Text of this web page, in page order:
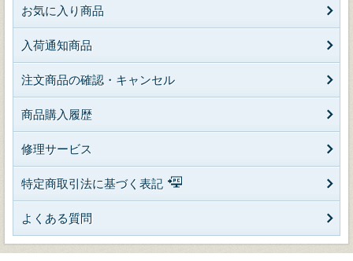
お気に入り商品
入荷通知商品
注文商品の確認・キャンセル
商品購入履歴
修理サービス
特定商取引法に基づく表記
よくある質問